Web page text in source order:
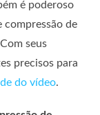
é poderoso
compressão de
seus
precisos para
do vídeo.